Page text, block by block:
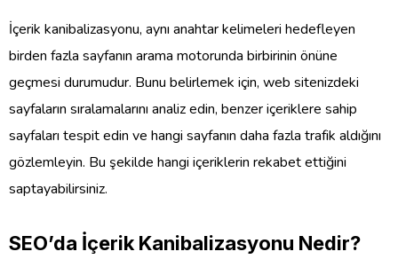
İçerik kanibalizasyonu, aynı anahtar kelimeleri hedefleyen
birden fazla sayfanın arama motorunda birbirinin önüne
geçmesi durumudur. Bunu belirlemek için, web sitenizdeki
sayfaların sıralamalarını analiz edin, benzer içeriklere sahip
sayfaları tespit edin ve hangi sayfanın daha fazla trafik aldığını
gözlemleyin. Bu şekilde hangi içeriklerin rekabet ettiğini
saptayabilirsiniz.
SEO’da İçerik Kanibalizasyonu Nedir?